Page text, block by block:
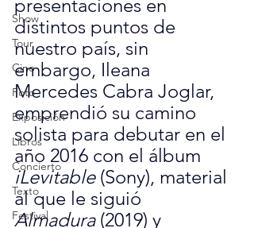
Show
Tour
Cine
Foto
Exposición
Libros
Concierto
Texto
Festival
presentaciones en
distintos puntos de
nuestro país, sin
embargo, Ileana
Mercedes Cabra Joglar,
emprendió su camino
solista para debutar en el
año 2016 con el álbum
iLevitable (Sony), material
al que le siguió
Almadura (2019) y